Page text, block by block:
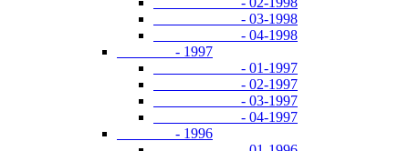
- 03-1998
- 04-1998
- 1997
- 01-1997
- 02-1997
- 03-1997
- 04-1997
- 1996